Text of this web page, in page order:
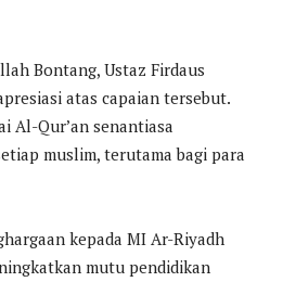
Bontang, Ustaz Firdaus
atas capaian tersebut.
Al-Qur’an senantiasa
muslim, terutama bagi para
kepada MI Ar-Riyadh
mutu pendidikan